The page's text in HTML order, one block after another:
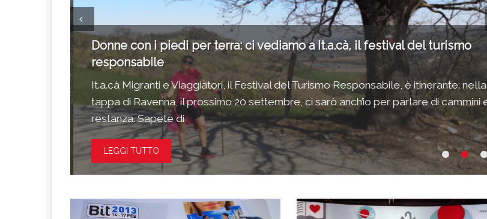
Donne con i piedi per terra: ci vediamo a It.a.cà, il festival del turismo
responsabile
It.a.cà Migranti e Viaggiatori, il Festival del Turismo Responsabile, è itinerante: nella
tappa di Ravenna, il prossimo 20 settembre, ci sarò anch’io per parlare di cammini e
restanza. Sapete di
LEGGI TUTTO